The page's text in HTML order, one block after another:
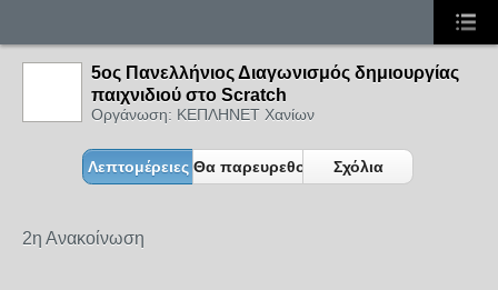
5ος Πανελλήνιος Διαγωνισμός δημιουργίας
παιχνιδιού στο Scratch
Οργάνωση: ΚΕΠΛΗΝΕΤ Χανίων
Λεπτομέρειες Θα παρευρεθούν Σχόλια
2η Ανακοίνωση